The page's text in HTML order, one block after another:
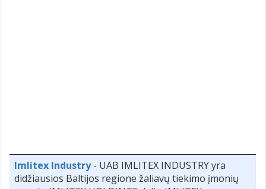
Imlitex Industry- UAB IMLITEX INDUSTRY yra
didžiausios Baltijos regione žaliavų tiekimo įmonių